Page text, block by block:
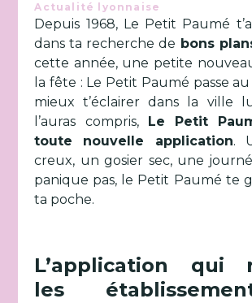
Actualité lyonnaise
Depuis 1968, Le Petit Paumé
dans ta recherche de bons
cette année, une petite
la fête : Le Petit Paumé passe
mieux t’éclairer dans la ville
l’auras compris, Le Petit
toute nouvelle application.
creux, un gosier sec, une
panique pas, le Petit Paumé te
ta poche.
L’application qui
les